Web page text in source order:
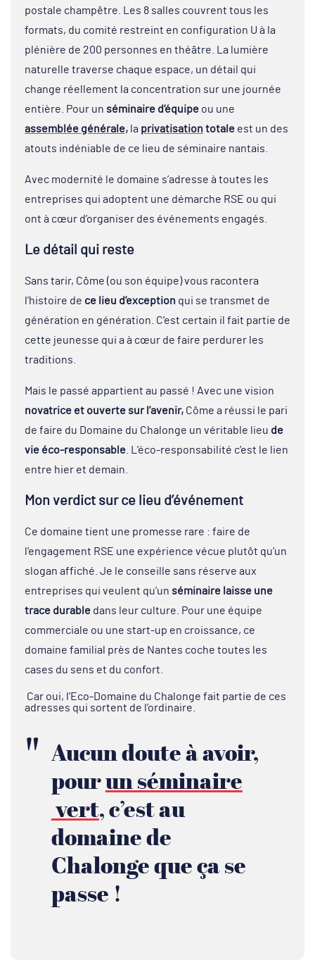
postale champêtre. Les 8 salles couvrent tous les
formats, du comité restreint en configuration U à la
plénière de 200 personnes en théâtre. La lumière
naturelle traverse chaque espace, un détail qui
change réellement la concentration sur une journée
entière. Pour un séminaire d’équipe ou une
assemblée générale, la privatisation totale est un des
atouts indéniable de ce lieu de séminaire nantais.
Avec modernité le domaine s’adresse à toutes les
entreprises qui adoptent une démarche RSE ou qui
ont à cœur d’organiser des événements engagés.
Le détail qui reste
Sans tarir, Côme (ou son équipe) vous racontera
l’histoire de ce lieu d’exception qui se transmet de
génération en génération. C’est certain il fait partie de
cette jeunesse qui a à cœur de faire perdurer les
traditions.
Mais le passé appartient au passé ! Avec une vision
novatrice et ouverte sur l’avenir, Côme a réussi le pari
de faire du Domaine du Chalonge un véritable lieu de
vie éco-responsable. L’éco-responsabilité c’est le lien
entre hier et demain.
Mon verdict sur ce lieu d’événement
Ce domaine tient une promesse rare : faire de
l’engagement RSE une expérience vécue plutôt qu’un
slogan affiché. Je le conseille sans réserve aux
entreprises qui veulent qu’un séminaire laisse une
trace durable dans leur culture. Pour une équipe
commerciale ou une start-up en croissance, ce
domaine familial près de Nantes coche toutes les
cases du sens et du confort.
Car oui, l’Eco-Domaine du Chalonge fait partie de ces
adresses qui sortent de l’ordinaire.
Aucun doute à avoir,
pourun séminaire
vert, c’est au
domaine de
Chalonge que ça se
passe !